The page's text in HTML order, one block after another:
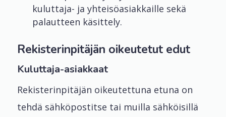
kuluttaja- ja yhteisöasiakkaille sekä
palautteen käsittely.
Rekisterinpitäjän oikeutetut edut
Kuluttaja-asiakkaat
Rekisterinpitäjän oikeutettuna etuna on
tehdä sähköpostitse tai muilla sähköisillä